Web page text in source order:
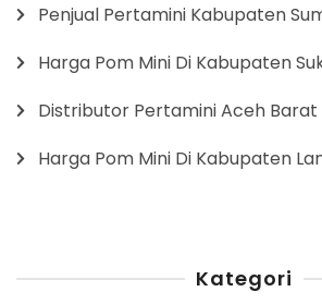
Penjual Pertamini Kabupaten
Harga Pom Mini Di Kabupaten
Distributor Pertamini Aceh Barat
Harga Pom Mini Di Kabupaten
Kategori